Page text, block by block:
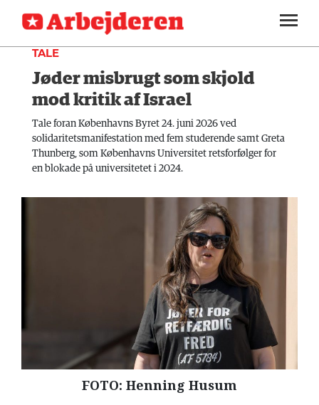
SEKTIONER
ARBEJDEREN
MENER
FAGLIGT
INDLAND
LÆSER
NAVNE
SOUNDCLOUD
ABONNER
LOG IND
TALE
Jøder misbrugt som skjold
mod kritik af Israel
Tale foran Københavns Byret 24. juni 2026 ved
solidaritetsmanifestation med fem studerende samt Greta
Thunberg, som Københavns Universitet retsforfølger for
en blokade på universitetet i 2024.
FOTO: Henning Husum